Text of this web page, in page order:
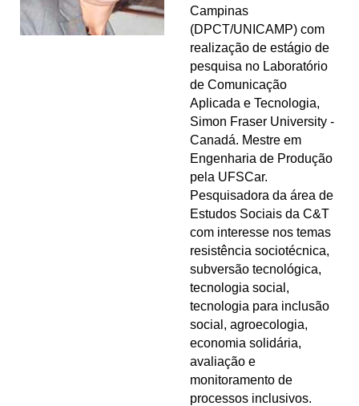
Campinas
(DPCT/UNICAMP) com
realização de estágio de
pesquisa no Laboratório
de Comunicação
Aplicada e Tecnologia,
Simon Fraser University -
Canadá. Mestre em
Engenharia de Produção
pela UFSCar.
Pesquisadora da área de
Estudos Sociais da C&T
com interesse nos temas
resistência sociotécnica,
subversão tecnológica,
tecnologia social,
tecnologia para inclusão
social, agroecologia,
economia solidária,
avaliação e
monitoramento de
processos inclusivos.